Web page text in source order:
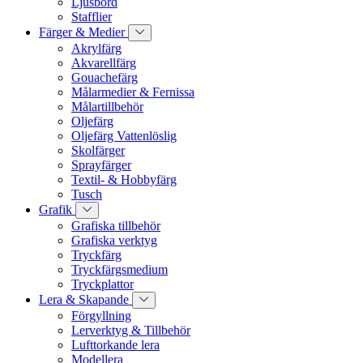
Stafflier
Färger & Medier
Akrylfärg
Akvarellfärg
Gouachefärg
Målarmedier & Fernissa
Målartillbehör
Oljefärg
Oljefärg Vattenlöslig
Skolfärger
Sprayfärger
Textil- & Hobbyfärg
Tusch
Grafik
Grafiska tillbehör
Grafiska verktyg
Tryckfärg
Tryckfärgsmedium
Tryckplattor
Lera & Skapande
Förgyllning
Lerverktyg & Tillbehör
Lufttorkande lera
Modellera